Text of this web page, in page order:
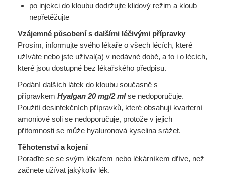
po injekci do kloubu dodržujte klidový režim a kloub
nepřetěžujte
Vzájemné působení s dalšími léčivými přípravky
Prosím, informujte svého lékaře o všech lécích, které
užíváte nebo jste užíval(a) v nedávné době, a to i o lécích,
které jsou dostupné bez lékařského předpisu.
Podání dalších látek do kloubu současně s
přípravkem Hyalgan 20 mg/2 ml se nedoporučuje.
Použití desinfekčních přípravků, které obsahují kvarterní
amoniové soli se nedoporučuje, protože v jejich
přítomnosti se může hyaluronová kyselina srážet.
Těhotenství a kojení
Poraďte se se svým lékařem nebo lékárníkem dříve, než
začnete užívat jakýkoliv lék.